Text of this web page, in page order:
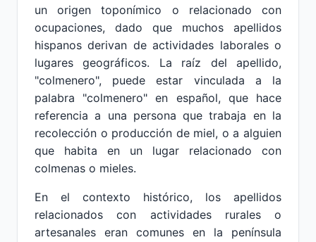
un origen toponímico o relacionado con
ocupaciones, dado que muchos apellidos
hispanos derivan de actividades laborales o
lugares geográficos. La raíz del apellido,
"colmenero", puede estar vinculada a la
palabra "colmenero" en español, que hace
referencia a una persona que trabaja en la
recolección o producción de miel, o a alguien
que habita en un lugar relacionado con
colmenas o mieles.
En el contexto histórico, los apellidos
relacionados con actividades rurales o
artesanales eran comunes en la península